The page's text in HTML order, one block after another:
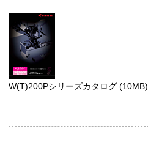
W(T)200Pシリーズカタログ (10MB)